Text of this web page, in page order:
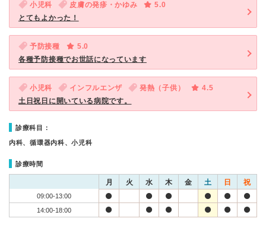
小児科 皮膚の発疹・かゆみ
5.0
とてもよかった！
予防接種
5.0
各種予防接種でお世話になっています
小児科 インフルエンザ 発熱（子供）
4.5
土日祝日に開いている病院です。
診療科目：
内科、循環器内科、小児科
診療時間
月 火 水 木 金 土 日 祝
09:00-13:00
14:00-18:00